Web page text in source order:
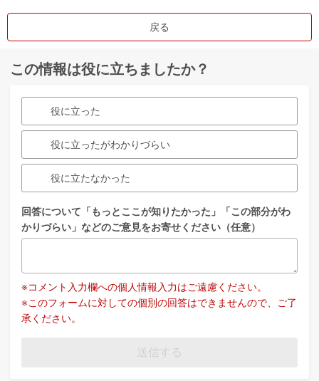
戻る
この情報は役に立ちましたか？
役に立った
役に立ったがわかりづらい
役に立たなかった
回答について「もっとここが知りたかった」「この部分がわ
かりづらい」などのご意見をお寄せください（任意）
※コメント入力欄への個人情報入力はご遠慮ください。
※このフォームに対しての個別の回答はできませんので、ご了
承ください。
送信する